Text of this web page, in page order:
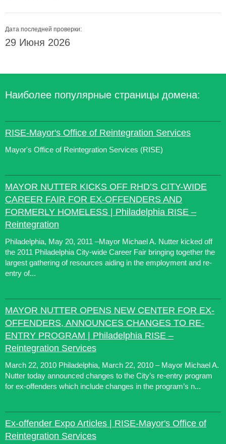
Дата последней проверки:
29 Июня 2026
Наиболее популярные страницы домена:
RISE-Mayor's Office of Reintegration Services
Mayor's Office of Reintegration Services (RISE)
MAYOR NUTTER KICKS OFF RHD’S CITY-WIDE
CAREER FAIR FOR EX-OFFENDERS AND
FORMERLY HOMELESS | Philadelphia RISE –
Reintegration
Philadelphia, May 20, 2011 –Mayor Michael A. Nutter kicked off
the 2011 Philadelphia City-wide Career Fair bringing together the
largest gathering of resources aiding in the employment and re-
entry of...
MAYOR NUTTER OPENS NEW CENTER FOR EX-
OFFENDERS, ANNOUNCES CHANGES TO RE-
ENTRY PROGRAM | Philadelphia RISE –
Reintegration Services
March 22, 2010 Philadelphia, March 22, 2010 – Mayor Michael A.
Nutter today announced changes to the City’s re-entry program
for ex-offenders which include changes in the program’s n...
Ex-offender Expo Articles | RISE-Mayor's Office of
Reintegration Services